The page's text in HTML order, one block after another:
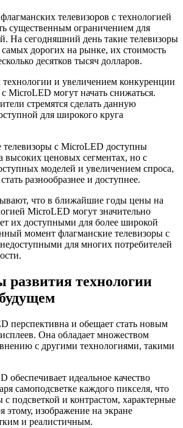
телевизоров с технологией
существенным ограничением для
На сегодняшний день такие телевизоры
дорогих на рынке, их стоимость
десятков тысяч долларов.
технологии и увеличением конкуренции
MicroLED могут начать снижаться.
стремятся сделать данную
для широкого круга
телевизоры с MicroLED доступны
высоких ценовых сегментах, но с
моделей и увеличением спроса,
разнообразнее и доступнее.
что в ближайшие годы цены на
MicroLED могут значительно
их доступными для более широкой
момент флагманские телевизоры с
для многих потребителей
развития технологии
перспективна и обещает стать новым
Она обладает множеством
с другими технологиями, такими
идеальное качество
самоподсветке каждого пикселя, что
подсветкой и контрастом, характерные
этому, изображение на экране
и реалистичным.